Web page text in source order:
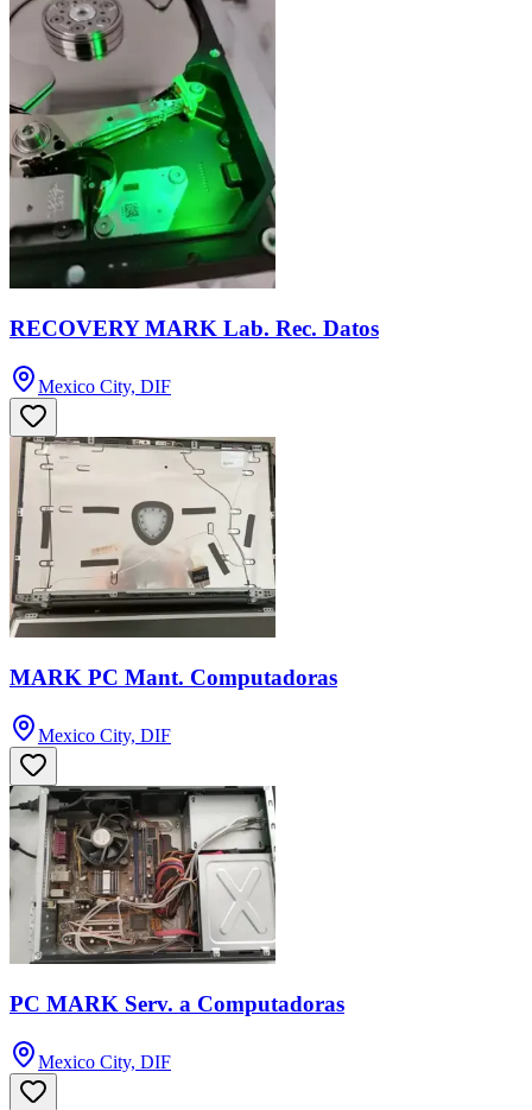
RECOVERY MARK Lab. Rec. Datos
Mexico City, DIF
MARK PC Mant. Computadoras
Mexico City, DIF
PC MARK Serv. a Computadoras
Mexico City, DIF